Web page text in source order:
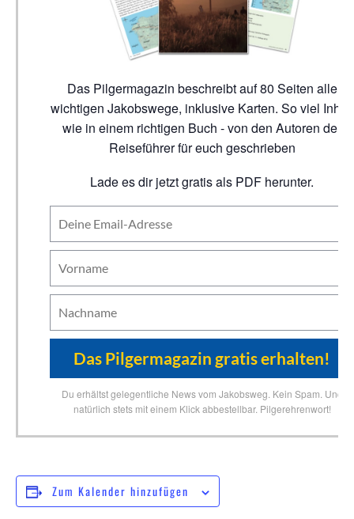
Das Pilgermagazin beschreibt auf 80 Seiten alle
wichtigen Jakobswege, inklusive Karten. So viel Inhalt
wie in einem richtigen Buch - von den Autoren der
Reiseführer für euch geschrieben
Lade es dir jetzt gratis als PDF herunter.
Du erhältst gelegentliche News vom Jakobsweg. Kein Spam. Und
natürlich stets mit einem Klick abbestellbar. Pilgerehrenwort!
Zum Kalender hinzufügen